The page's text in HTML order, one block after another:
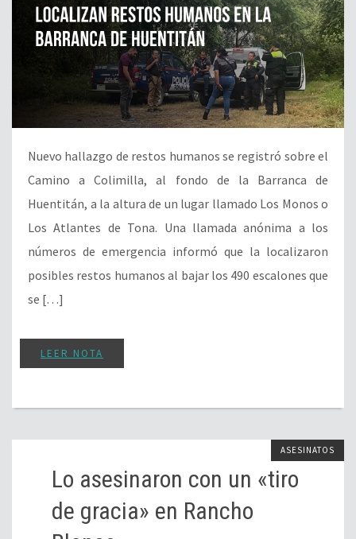
Nuevo hallazgo de restos humanos se registró sobre el
Camino a Colimilla, al fondo de la Barranca de
Huentitán, a la altura de un lugar llamado Los Monos o
Los Atlantes de Tona. Una llamada anónima a los
números de emergencia informó que la localizaron
posibles restos humanos al bajar los 490 escalones que
se […]
LEER NOTA
ASESINATOS
Lo asesinaron con un «tiro
de gracia» en Rancho